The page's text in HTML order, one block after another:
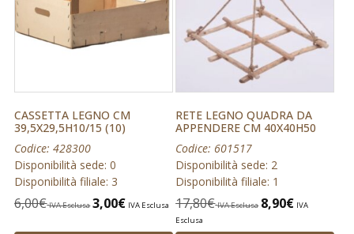
CASSETTA LEGNO CM
39,5X29,5H10/15 (10)
Codice: 428300
Disponibilità sede: 0
Disponibilità filiale: 3
6,00€ IVA Esclusa 3,00€ IVA Esclusa
RETE LEGNO QUADRA DA
APPENDERE CM 40X40H50
Codice: 601517
Disponibilità sede: 2
Disponibilità filiale: 1
17,80€ IVA Esclusa 8,90€ IVA
Esclusa